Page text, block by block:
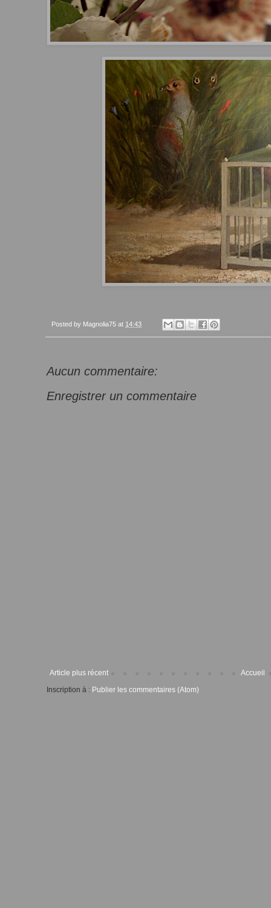
Posted by Magnolia75 at 14:43
Aucun commentaire:
Enregistrer un commentaire
Article plus récent
Accueil
Inscription à : Publier les commentaires (Atom)